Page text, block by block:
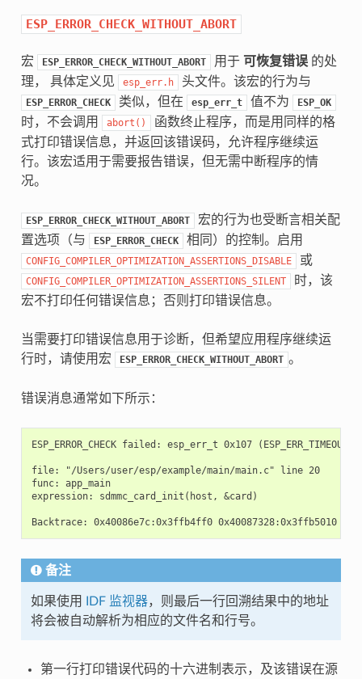
ESP_ERROR_CHECK_WITHOUT_ABORT
宏 ESP_ERROR_CHECK_WITHOUT_ABORT 用于 可恢复错误的处
理， 具体定义见
esp_err.h 头文件。该宏的行为与
ESP_ERROR_CHECK 类似，但在 esp_err_t 值不为 ESP_OK
时，不会调用 abort()
函数终止程序，而是用同样的格
式打印错误信息，并返回该错误码，允许程序继续运
行。该宏适用于需要报告错误，但无需中断程序的情
况。
ESP_ERROR_CHECK_WITHOUT_ABORT
宏的行为也受断言相关配
置选项（与
ESP_ERROR_CHECK 相同）的控制。启用
CONFIG_COMPILER_OPTIMIZATION_ASSERTIONS_DISABLE 或
CONFIG_COMPILER_OPTIMIZATION_ASSERTIONS_SILENT
时，该
宏不打印任何错误信息；否则打印错误信息。
当需要打印错误信息用于诊断，但希望应用程序继续运
行时，请使用宏
ESP_ERROR_CHECK_WITHOUT_ABORT 。
错误消息通常如下所示：
ESP_ERROR_CHECK failed: esp_err_t 0x107
file: "/Users/user/esp/example/main/main.c" line 20
func: app_main
expression: sdmmc_card_init(host, &card)
备注
如果使用 IDF 监视器，则最后一行回溯结果中的地址
将会被自动解析为相应的文件名和行号。
第一行打印错误代码的十六进制表示，及该错误在源